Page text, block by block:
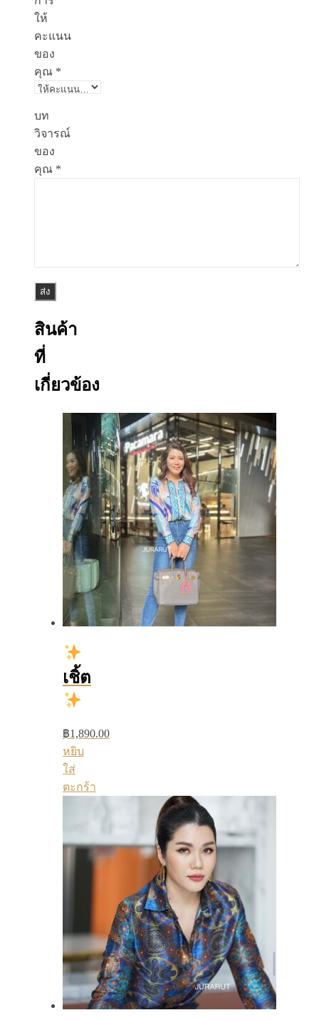
ให้
คะแนน
ของ
คุณ *
บท
วิจารณ์
ของ
คุณ *
สินค้า
ที่
เกี่ยวข้อง
เชิ้ต
฿1,890.00
หยิบ
ใส่
ตะกร้า